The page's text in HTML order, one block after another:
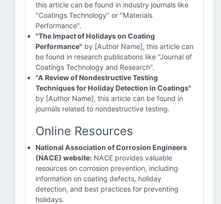
this article can be found in industry journals like
"Coatings Technology" or "Materials
Performance".
"The Impact of Holidays on Coating
Performance" by [Author Name], this article can
be found in research publications like "Journal of
Coatings Technology and Research".
"A Review of Nondestructive Testing
Techniques for Holiday Detection in Coatings"
by [Author Name], this article can be found in
journals related to nondestructive testing.
Online Resources
National Association of Corrosion Engineers
(NACE) website: NACE provides valuable
resources on corrosion prevention, including
information on coating defects, holiday
detection, and best practices for preventing
holidays.